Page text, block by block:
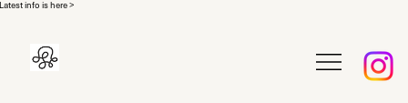
Latest info is here >